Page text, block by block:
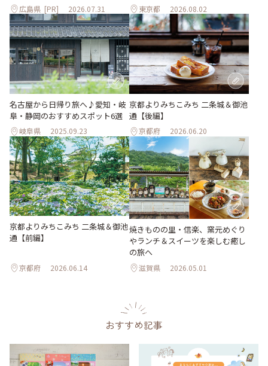
広島県 [PR] 2026.07.31 東京都 2026.08.02
名古屋から日帰り旅へ♪愛知・岐
阜・静岡のおすすめスポット6選
岐阜県 2025.09.23
京都よりみちこみち 二条城＆御池
通【後編】
京都府 2026.06.20
京都よりみちこみち 二条城＆御池
通【前編】
京都府 2026.06.14
焼きものの里・信楽、窯元めぐり
やランチ＆スイーツを楽しむ癒し
の旅へ
滋賀県 2026.05.01
おすすめ記事